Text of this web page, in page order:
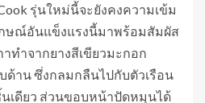
รุ่นใหม่นี้จะยังคงความเข้ม
ษณ์อันแข็งแรงนี้มาพร้อมสัมผัส
ทำจากยางสีเขียวมะกอก
ด้าน ซึ่งกลมกลืนไปกับตัวเรือน
เดียว ส่วนขอบหน้าปัดหมุนได้